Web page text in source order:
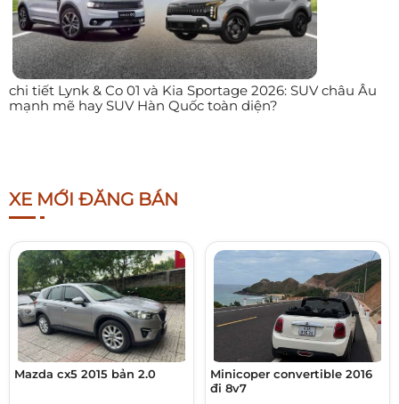
chi tiết Lynk & Co 01 và Kia Sportage 2026: SUV châu Âu
mạnh mẽ hay SUV Hàn Quốc toàn diện?
XE MỚI ĐĂNG BÁN
Mazda cx5 2015 bản 2.0
Minicoper convertible 2016
đi 8v7